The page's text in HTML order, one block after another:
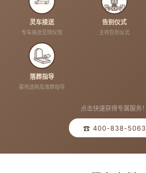
灵车接送
专车接送至殡仪馆
告别仪式
主持告别仪式
落葬指导
墓地选购及落葬指导
点击快速获得专属服务！
☎ 400-838-5063